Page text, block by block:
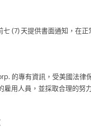
七 (7) 天提供書面通知，在
的專有資訊，受美國法
雇用人員，並採取合理的努